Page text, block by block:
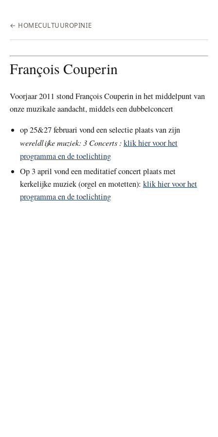
← HOMECULTUUROPINIE
François Couperin
Voorjaar 2011 stond François Couperin in het middelpunt van
onze muzikale aandacht, middels een dubbelconcert
op 25&27 februari vond een selectie plaats van zijn
wereldlijke muziek: 3 Concerts :klik hier voor het
programma en de toelichting
Op 3 april vondeen meditatief concert plaats met
kerkelijke muziek (orgel en motetten): klik hier voor het
programma en de toelichting